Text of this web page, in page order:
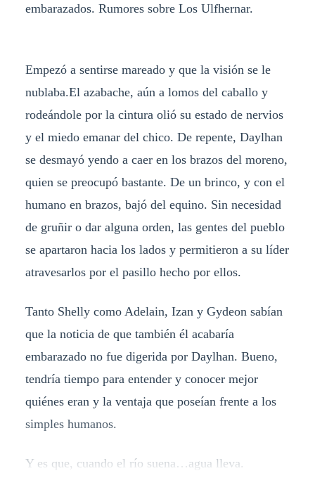
embarazados. Rumores sobre Los Ulfhernar.
Empezó a sentirse mareado y que la visión se le
nublaba.El azabache, aún a lomos del caballo y
rodeándole por la cintura olió su estado de nervios
y el miedo emanar del chico. De repente, Daylhan
se desmayó yendo a caer en los brazos del moreno,
quien se preocupó bastante. De un brinco, y con el
humano en brazos, bajó del equino. Sin necesidad
de gruñir o dar alguna orden, las gentes del pueblo
se apartaron hacia los lados y permitieron a su líder
atravesarlos por el pasillo hecho por ellos.
Tanto Shelly como Adelain, Izan y Gydeon sabían
que la noticia de que también él acabaría
embarazado no fue digerida por Daylhan. Bueno,
tendría tiempo para entender y conocer mejor
quiénes eran y la ventaja que poseían frente a los
simples humanos.
Y es que, cuando el río suena…agua lleva.